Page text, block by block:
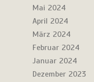
Mai 2024
April 2024
März 2024
Februar 2024
Januar 2024
Dezember 2023